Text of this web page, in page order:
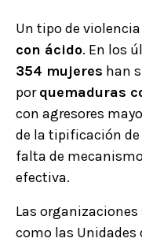
Un tipo de
con ácido. En los
354 mujeres han
porquemaduras
con agresores
de la tipificación de
falta de
efectiva.
Las
como las Unidades